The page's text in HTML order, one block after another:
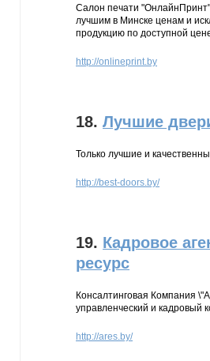
Салон печати "ОнлайнПринт"
лучшим в Минске ценам и
продукцию по доступной
http://onlineprint.by
18. Лучшие
Только лучшие и
http://best-doors.by/
19. Кадровое
ресурс
Консалтинговая Компания
управленческий и кадровый
http://ares.by/